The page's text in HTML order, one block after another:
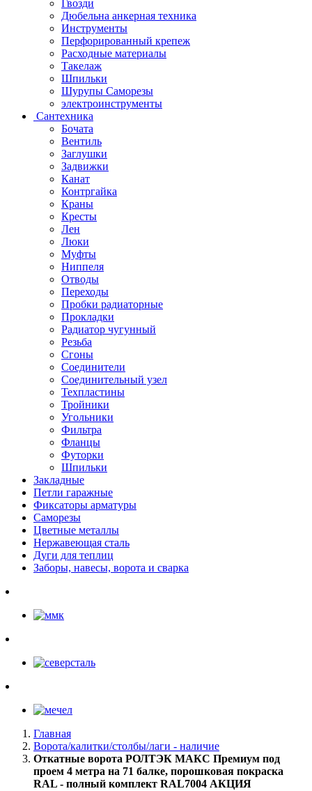
Гвозди
Дюбельна анкерная техника
Инструменты
Перфорированный крепеж
Расходные материалы
Такелаж
Шпильки
Шурупы Саморезы
электроинструменты
Сантехника
Бочата
Вентиль
Заглушки
Задвижки
Канат
Контргайка
Краны
Кресты
Лен
Люки
Муфты
Ниппеля
Отводы
Переходы
Пробки радиаторные
Прокладки
Радиатор чугунный
Резьба
Сгоны
Соединители
Соединительный узел
Техпластины
Тройники
Угольники
Фильтра
Фланцы
Футорки
Шпильки
Закладные
Петли гаражные
Фиксаторы арматуры
Саморезы
Цветные металлы
Нержавеющая сталь
Дуги для теплиц
Заборы, навесы, ворота и сварка
Главная
Ворота/калитки/столбы/лаги - наличие
Откатные ворота РОЛТЭК МАКС Премиум под
проем 4 метра на 71 балке, порошковая покраска
RAL - полный комплект RAL7004 АКЦИЯ